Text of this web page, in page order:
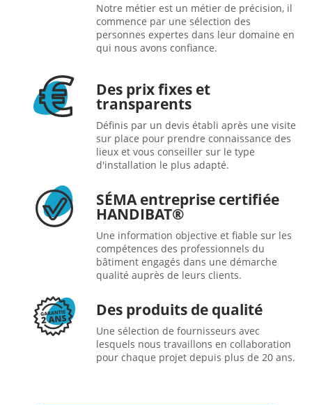
Notre métier est un métier de précision, il
commence par une sélection des
personnes expertes dans leur domaine en
qui nous avons confiance.
Des prix fixes et
transparents
Définis par un devis établi après une visite
sur place pour prendre connaissance des
lieux et vous conseiller sur le type
d'installation le plus adapté.
SÉMA entreprise certifiée
HANDIBAT®
Une information objective et fiable sur les
compétences des professionnels du
bâtiment engagés dans une démarche
qualité auprès de leurs clients.
Des produits de qualité
Une sélection de fournisseurs avec
lesquels nous travaillons en collaboration
pour chaque projet depuis plus de 20 ans.